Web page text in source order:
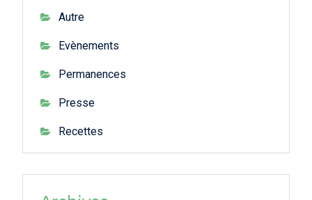
Autre
Evènements
Permanences
Presse
Recettes